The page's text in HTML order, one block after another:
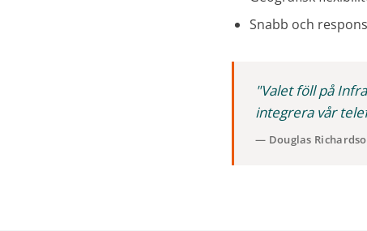
Snabb och
"Valet föll på
integrera vår
— Douglas